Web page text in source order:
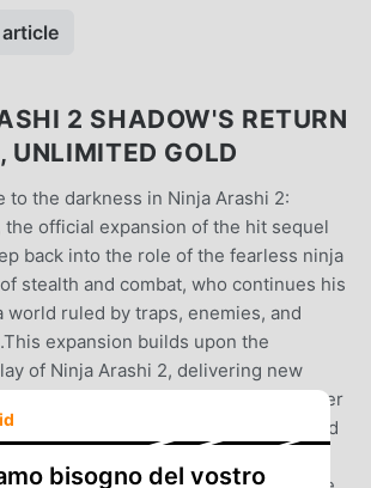
2 SHADOW'S RETURN
UNLIMITED GOLD
to the darkness in Ninja Arashi 2:
the official expansion of the hit sequel
back into the role of the fearless ninja
stealth and combat, who continues his
world ruled by traps, enemies, and
expansion builds upon the
of Ninja Arashi 2, delivering new
and even more intense platformer
warrior, you will run, jump, slash, and
obstacles while uncovering the
bisogno del vostro